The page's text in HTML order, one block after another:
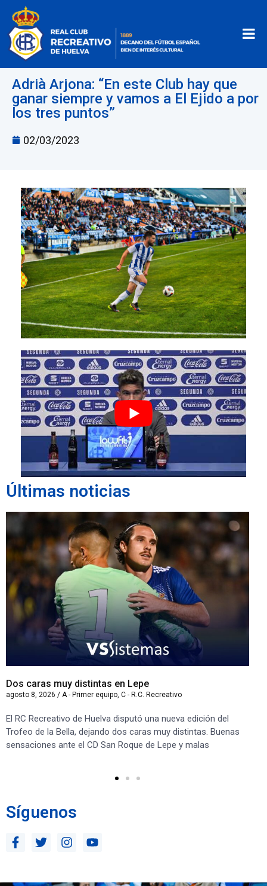
Adrià Arjona: “En este Club hay que
ganar siempre y vamos a El Ejido a por
los tres puntos”
02/03/2023
Últimas noticias
Dos caras muy distintas en Lepe
agosto 8, 2026 / A - Primer equipo C - R.C. Recreativo
El RC Recreativo de Huelva disputó una nueva edición del
Trofeo de la Bella, dejando dos caras muy distintas. Buenas
sensaciones ante el CD San Roque de Lepe y malas
Síguenos